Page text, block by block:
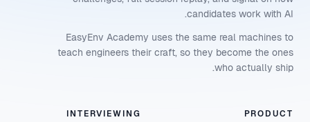
candidates work with AI.
EasyEnv Academy uses the same real machines to
teach engineers their craft, so they become the ones
who actually ship.
PRODUCT
INTERVIEWING